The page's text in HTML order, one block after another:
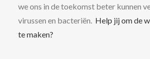
we ons in de toekomst beter kunnen
virussen en bacteriën. Help jij om de
te maken?